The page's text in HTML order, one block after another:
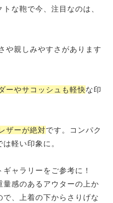
な鞄で今、注目なのは、
や親しみやすさがあります
ーやサコッシュも軽快な印
ザーが絶対です。コンパク
軽い印象に。
ギャラリーをご参考に！
量感のあるアウターの上か
、上着の下からさりげな